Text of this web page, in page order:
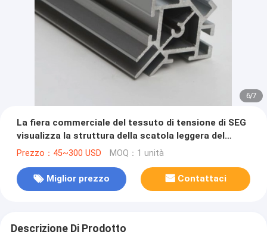
7/7
La fiera commerciale del tessuto di tensione di SEG
visualizza la struttura della scatola leggera del
tessuto del cubo del tessuto retroilluminato a LED
Prezzo：45~300 USD MOQ：1 unità
Miglior prezzo Contattaci
Descrizione Di Prodotto